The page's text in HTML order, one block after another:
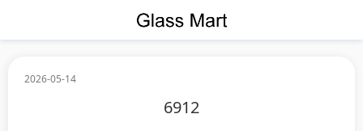
2026-05-14
6912